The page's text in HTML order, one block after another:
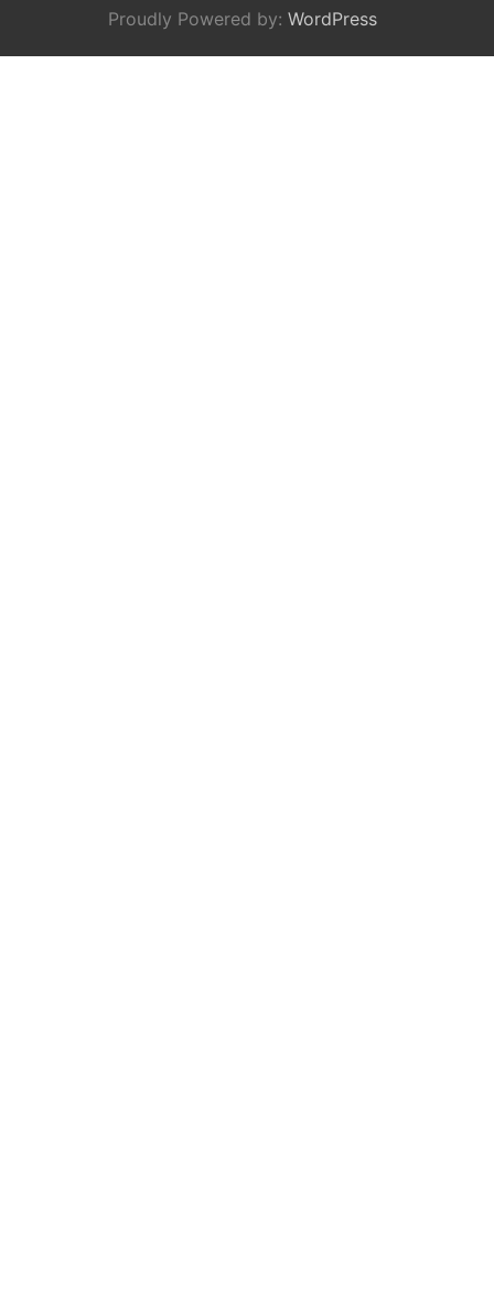
Proudly Powered by: WordPress